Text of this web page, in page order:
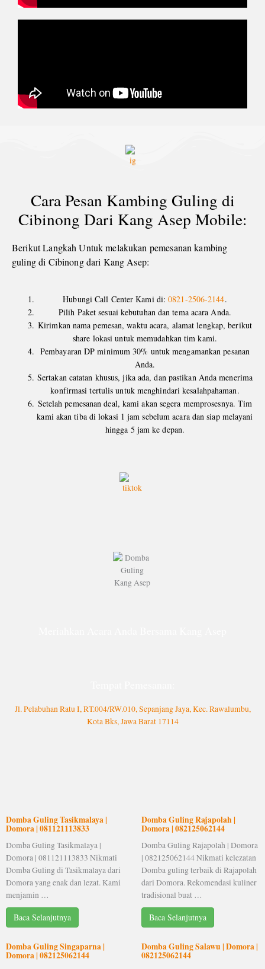
Cara Pesan Kambing Guling di
Cibinong Dari Kang Asep Mobile:
Berikut Langkah Untuk melakukan pemesanan kambing
guling di Cibinong dari Kang Asep:
Hubungi Call Center Kami di:0821-2506-2144.
Pilih Paket sesuai kebutuhan dan tema acara Anda.
Kirimkan nama pemesan, waktu acara, alamat lengkap, berikut
share lokasi untuk memudahkan tim kami.
Pembayaran DP minimum 30% untuk mengamankan pesanan
Anda.
Sertakan catatan khusus, jika ada, dan pastikan Anda menerima
konfirmasi tertulis untuk menghindari kesalahpahaman.
Setelah pemesanan deal, kami akan segera memprosesnya. Tim
kami akan tiba di lokasi 1 jam sebelum acara dan siap melayani
hingga 5 jam ke depan.
Jl. Pelabuhan Ratu I, RT.004/RW.010, Sepanjang Jaya, Kec. Rawalumbu,
Kota Bks, Jawa Barat 17114
Domba Guling Tasikmalaya |
Domora | 081121113833
Domba Guling Tasikmalaya |
Domora | 081121113833 Nikmati
Domba Guling di Tasikmalaya dari
Domora yang enak dan lezat. Kami
menjamin …
Baca Selanjutnya
Domba Guling Rajapolah |
Domora | 082125062144
Domba Guling Rajapolah | Domora
| 082125062144 Nikmati kelezatan
Domba guling terbaik di Rajapolah
dari Domora. Rekomendasi kuliner
tradisional buat …
Baca Selanjutnya
Domba Guling Singaparna |
Domora | 082125062144
Domba Guling Salawu | Domora |
082125062144